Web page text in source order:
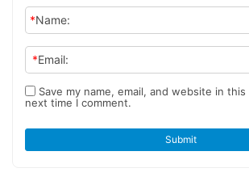
*Name:
*Email:
Save my name, email, and website in
next time I comment.
Submit